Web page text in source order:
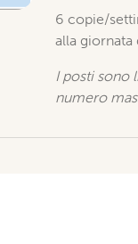
6 copie/
alla giornata
I posti sono
numero